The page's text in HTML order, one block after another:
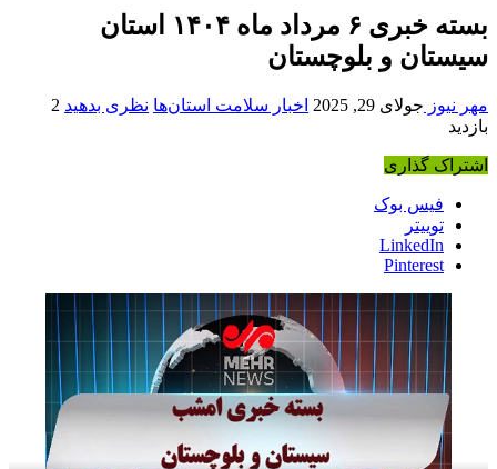
بسته خبری ۶ مرداد ماه ۱۴۰۴ استان
سیستان و بلوچستان
مهر نیوز جولای 29, 2025 اخبار سلامت استان‌ها نظری بدهید 2
بازدید
اشتراک گذاری
فیس بوک
توییتر
LinkedIn
Pinterest